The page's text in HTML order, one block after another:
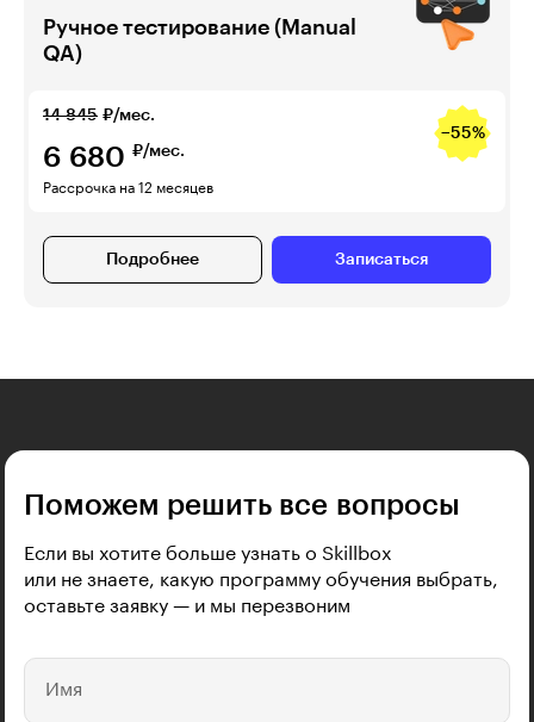
Ручное тестирование (Manual
QA)
14 845 ₽/мес.
−55%
6 680 ₽/мес.
Рассрочка на 12 месяцев
Подробнее Записаться
Поможем решить все вопросы
Если вы хотите больше узнать о Skillbox
или не знаете, какую программу обучения выбрать,
оставьте заявку — и мы перезвоним
Имя